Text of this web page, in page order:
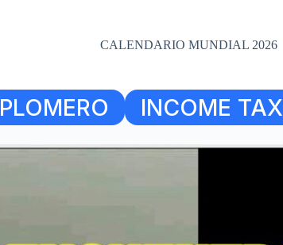
CALENDARIO MUNDIAL 2026
PLOMERO INCOME TAX